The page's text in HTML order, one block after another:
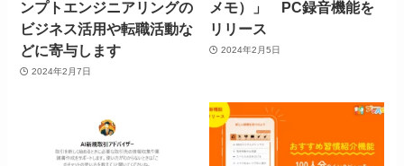
ンプトエンジニアリングの
ビジネス活用や転職活動な
どに寄与します
2024年2月7日
メモ）」 PC録音機能を
リリース
2024年2月5日